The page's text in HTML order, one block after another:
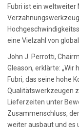
Fubri ist ein
eine Vielzahl von
John J. Perrotti,
Gleason, erklärte:
Fubri, das seine hohe
Qualitätswerkzeugen
Lieferzeiten unter
Zusammenschluss,
weiter ausbaut und es